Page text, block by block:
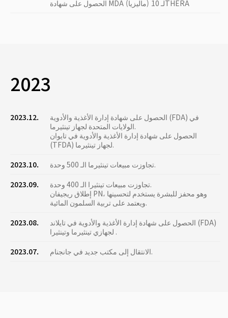
الحصول على شهادة MDA (ماليزيا) لـ 10THERA
2023
2023.12.
الحصول على شهادة إدارة الأغذية والأدوية (FDA) في
الولايات المتحدة لجهاز تينثيرما.
الحصول على شهادة إدارة الأغذية والأدوية في تايوان
(TFDA) لجهاز تينثيرما.
2023.10.
تجاوزت مبيعات تينثيرما الـ 500 وحدة.
2023.09.
تجاوزت مبيعات تينثيرا الـ 400 وحدة.
إطلاق ريجيفان PN، وهو محفز للبشرة يستخدم لتحسينها
ويعتمد على تربية السلمون المائية.
2023.08.
الحصول على شهادة إدارة الأغذية والأدوية في تايلاند (FDA)
لجهازي تينثيرما وتينثيرا .
2023.07.
الانتقال إلى مكتب جديد في جانجنام.